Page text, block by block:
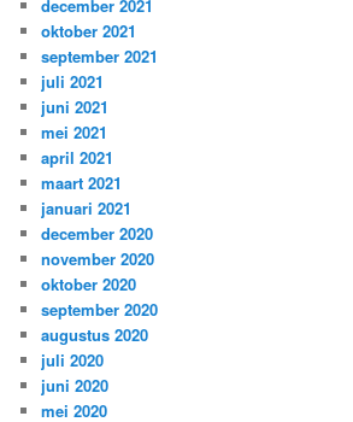
december 2021
oktober 2021
september 2021
juli 2021
juni 2021
mei 2021
april 2021
maart 2021
januari 2021
december 2020
november 2020
oktober 2020
september 2020
augustus 2020
juli 2020
juni 2020
mei 2020